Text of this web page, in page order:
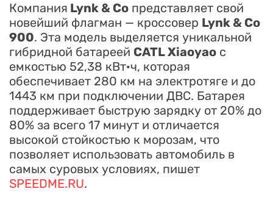
Компания Lynk & Co представляет свой
новейший флагман — кроссовер Lynk & Co
900. Эта модель выделяется уникальной
гибридной батареей CATL Xiaoyao с
емкостью 52,38 кВт·ч, которая
обеспечивает 280 км на электротяге и до
1443 км при подключении ДВС. Батарея
поддерживает быструю зарядку от 20% до
80% за всего 17 минут и отличается
высокой стойкостью к морозам, что
позволяет использовать автомобиль в
самых суровых условиях, пишет
SPEEDME.RU.